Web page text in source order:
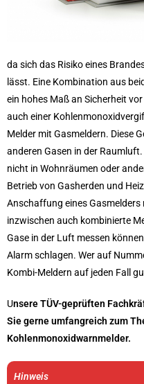
da sich das Risiko eines
lässt. Eine Kombination aus
ein hohes Maß an Sicherheit
auch einer
Melder mit Gasmeldern. Diese
anderen Gasen in der
nicht in Wohnräumen oder
Betrieb von Gasherden und
Anschaffung eines
inzwischen auch kombinierte
Gase in der Luft messen
Alarm schlagen. Wer auf
Kombi-Meldern auf jeden Fall
Unsere TÜV-geprüften
Sie gerne umfangreich zum
Kohlenmonoxidwarnmelder.
Hinweis